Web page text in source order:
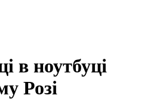
в ноутбуці
Розі